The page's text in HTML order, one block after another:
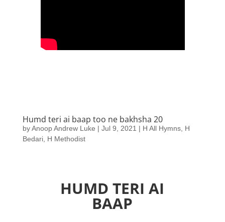
Humd teri ai baap too ne bakhsha 20
byAnoop Andrew Luke | Jul 9, 2021 | H All Hymns, H
Bedari, H Methodist
HUMD TERI AI
BAAP